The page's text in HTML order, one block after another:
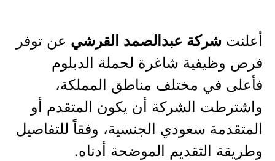
أعلنت شركة عبدالصمد القرشي عن توفر
فرص وظيفية شاغرة لحملة الدبلوم
فأعلى في مختلف مناطق المملكة،
واشترطت الشركة أن يكون المتقدم أو
المتقدمة سعودي الجنسية، وفقاً للتفاصيل
وطريقة التقديم الموضحة أدناه.